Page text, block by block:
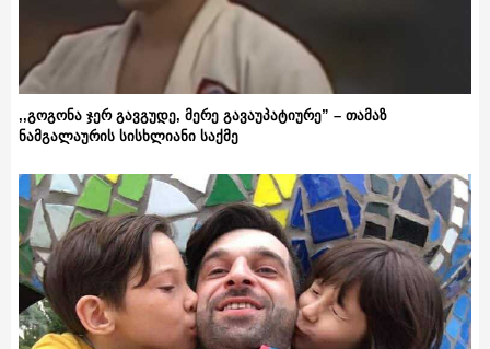
,,გოგონა ჯერ გავგუდე, მერე გავაუპატიურე” – თამაზ
ნამგალაურის სისხლიანი საქმე